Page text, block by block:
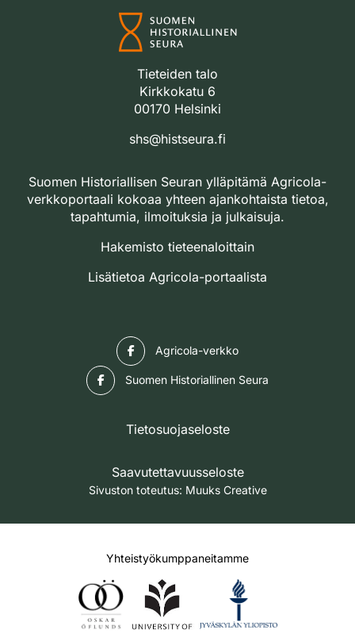
Tieteiden talo
Kirkkokatu 6
00170 Helsinki
shs@histseura.fi
Suomen Historiallisen Seuran ylläpitämä Agricola-
verkkoportaali kokoaa yhteen ajankohtaista tietoa,
tapahtumia, ilmoituksia ja julkaisuja.
Hakemisto tieteenaloittain
Lisätietoa Agricola-portaalista
Agricola-verkko
Suomen Historiallinen Seura
Tietosuojaseloste
Saavutettavuusseloste
Sivuston toteutus: Muuks Creative
Yhteistyökumppaneitamme